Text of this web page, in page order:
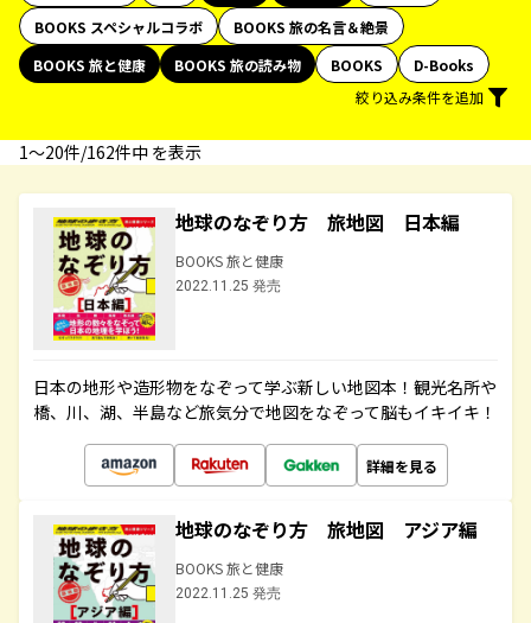
BOOKS スペシャルコラボ
BOOKS 旅の名言＆絶景
BOOKS 旅と健康
BOOKS 旅の読み物 BOOKS
D-Books
絞り込み条件を追加
1〜20件/162件中 を表示
地球のなぞり方 旅地図 日本編
BOOKS 旅と健康
2022.11.25 発売
日本の地形や造形物をなぞって学ぶ新しい地図本！観光名所や
橋、川、湖、半島など旅気分で地図をなぞって脳もイキイキ！
詳細を見る
地球のなぞり方 旅地図 アジア編
BOOKS 旅と健康
2022.11.25 発売